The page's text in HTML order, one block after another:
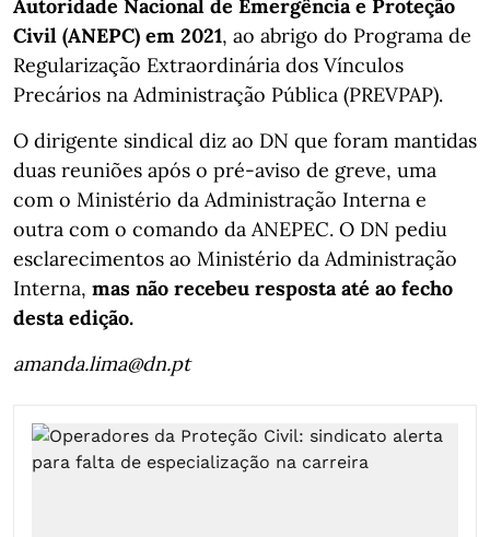
Autoridade Nacional de Emergência e Proteção
Civil (ANEPC) em 2021, ao abrigo do Programa de
Regularização Extraordinária dos Vínculos
Precários na Administração Pública (PREVPAP).
O dirigente sindical diz ao DN que foram mantidas
duas reuniões após o pré-aviso de greve, uma
com o Ministério da Administração Interna e
outra com o comando da ANEPEC. O DN pediu
esclarecimentos ao Ministério da Administração
Interna, mas não recebeu resposta até ao fecho
desta edição.
amanda.lima@dn.pt